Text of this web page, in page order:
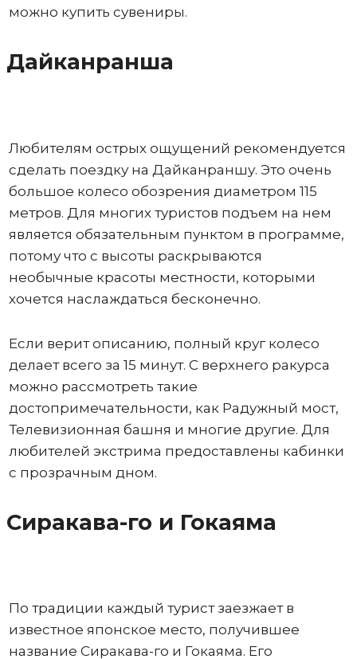
можно купить сувениры.
Дайканранша
Любителям острых ощущений рекомендуется
сделать поездку на Дайканраншу. Это очень
большое колесо обозрения диаметром 115
метров. Для многих туристов подъем на нем
является обязательным пунктом в программе,
потому что с высоты раскрываются
необычные красоты местности, которыми
хочется наслаждаться бесконечно.
Если верит описанию, полный круг колесо
делает всего за 15 минут. С верхнего ракурса
можно рассмотреть такие
достопримечательности, как Радужный мост,
Телевизионная башня и многие другие. Для
любителей экстрима предоставлены кабинки
с прозрачным дном.
Сиракава-го и Гокаяма
По традиции каждый турист заезжает в
известное японское место, получившее
название Сиракава-го и Гокаяма. Его